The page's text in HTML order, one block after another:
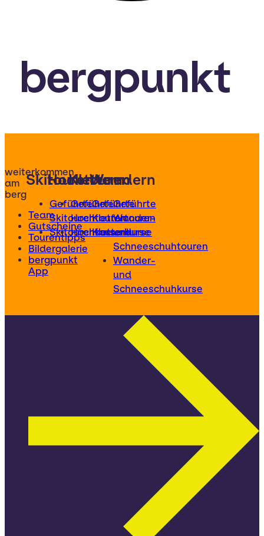
bergpunkt
weiterkommen
am
berg
Team
Gutscheine
Tourentipps
Bildergalerie
bergpunkt
App
Skitouren
Geführte
Skitouren
Skitourenkurse
Hochtouren
Geführte
Hochtouren
Hochtourenkurse
Klettern
Geführte
Klettertouren
Kletterkurse
Wandern
Geführte
Wander-
und
Schneeschuhtouren
Wander-
und
Schneeschuhkurse